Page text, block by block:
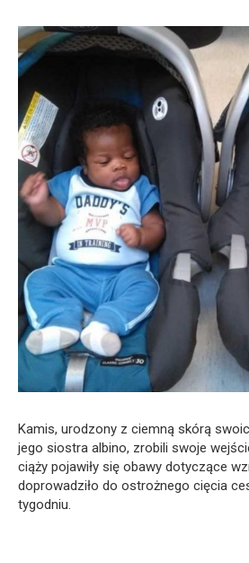
Kamis, urodzony z ciemną skórą
jego siostra albino, zrobili swoje
ciąży pojawiły się obawy dotyczące
doprowadziło do ostrożnego cięcia
tygodniu.